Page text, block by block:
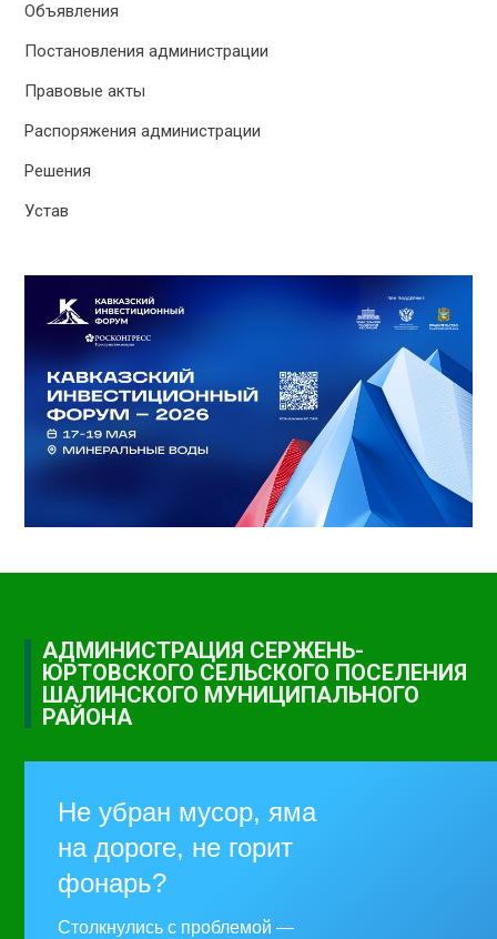
Объявления
Постановления администрации
Правовые акты
Распоряжения администрации
Решения
Устав
АДМИНИСТРАЦИЯ СЕРЖЕНЬ-
ЮРТОВСКОГО СЕЛЬСКОГО ПОСЕЛЕНИЯ
ШАЛИНСКОГО МУНИЦИПАЛЬНОГО
РАЙОНА
Не убран мусор, яма
на дороге, не горит
фонарь?
Столкнулись с проблемой —